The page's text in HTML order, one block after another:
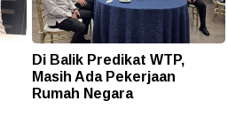
Di Balik Predikat WTP,
Masih Ada Pekerjaan
Rumah Negara